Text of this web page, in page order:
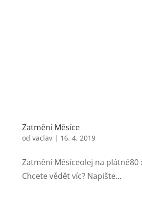
Zatmění Měsíce
od vaclav| 16. 4. 2019
Zatmění Měsíceolej na plátně80
Chcete vědět víc? Napište...